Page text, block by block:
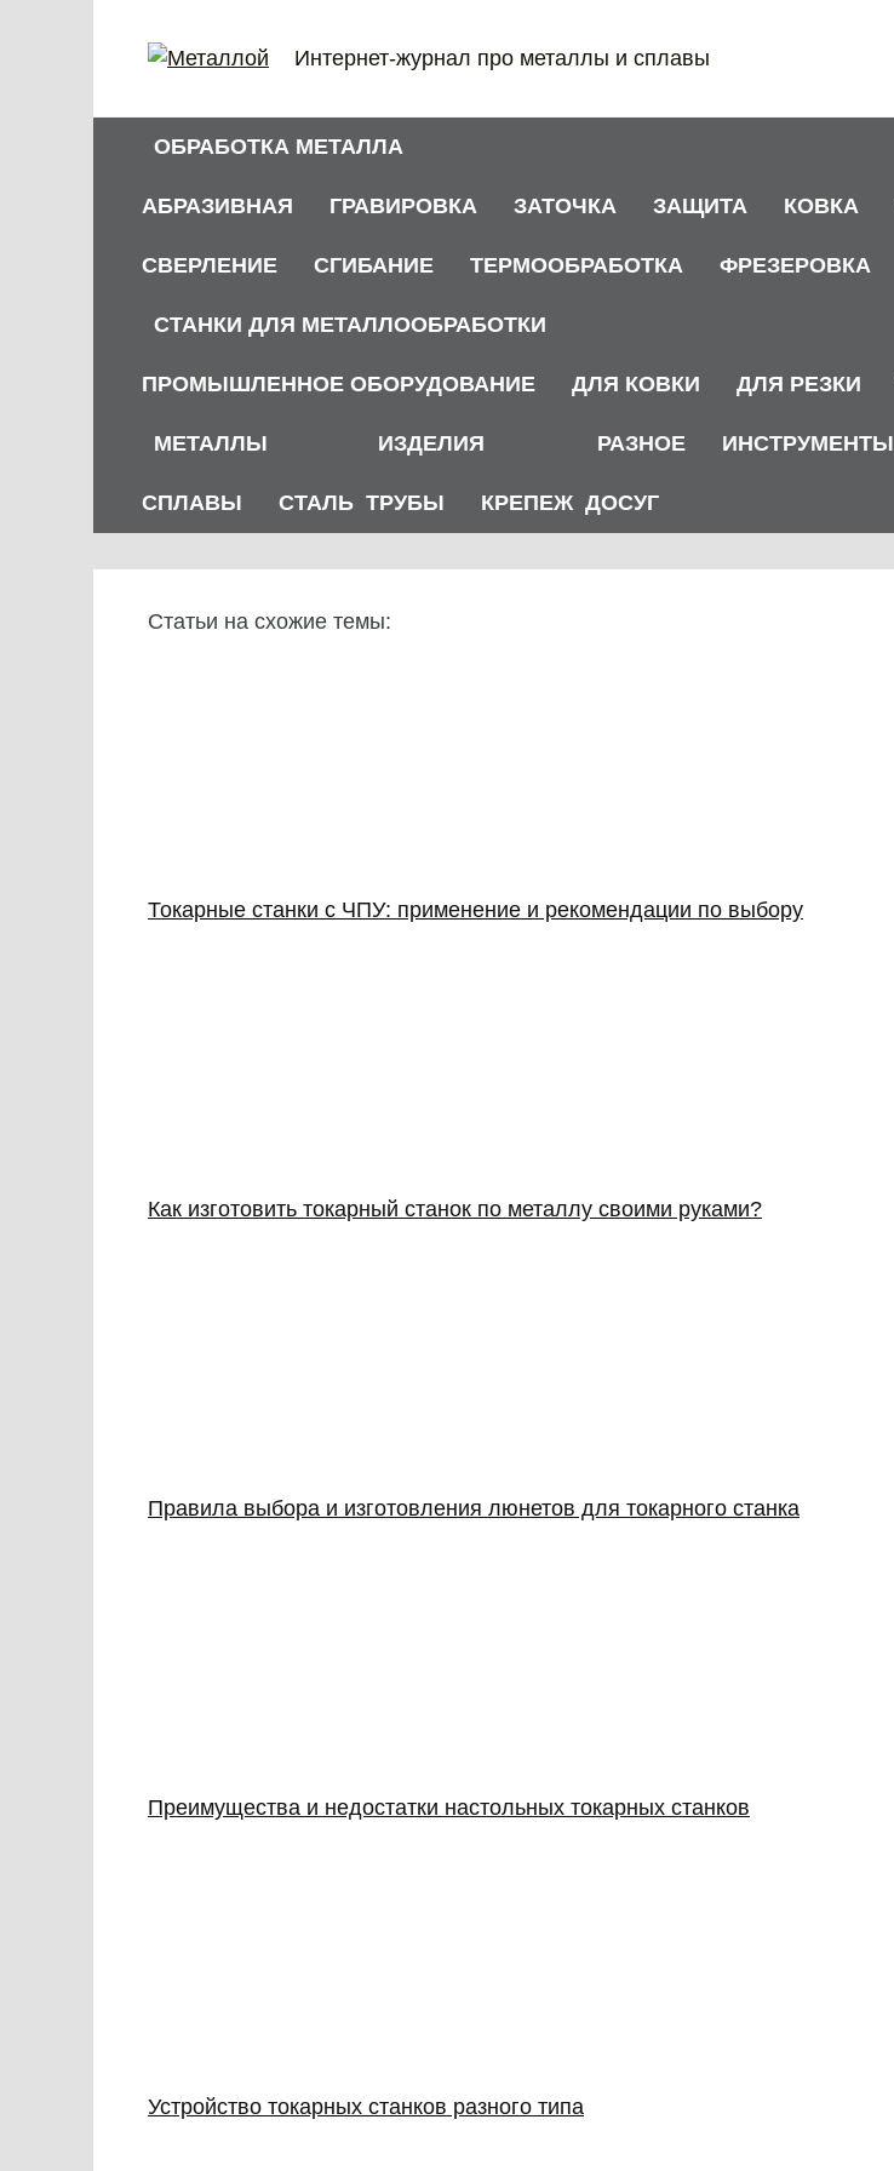
Интернет-журнал про металлы и сплавы
ОБРАБОТКА МЕТАЛЛА
АБРАЗИВНАЯ ГРАВИРОВКА ЗАТОЧКА ЗАЩИТА КОВКА
СВЕРЛЕНИЕ СГИБАНИЕ ТЕРМООБРАБОТКА ФРЕЗЕРОВКА
СТАНКИ ДЛЯ МЕТАЛЛООБРАБОТКИ
ПРОМЫШЛЕННОЕ ОБОРУДОВАНИЕ ДЛЯ КОВКИ ДЛЯ РЕЗКИ
МЕТАЛЛЫ
СПЛАВЫ СТАЛЬ
ИЗДЕЛИЯ
ТРУБЫ КРЕПЕЖ
РАЗНОЕ
ДОСУГ
ИНСТРУМЕНТЫ
Статьи на схожие темы:
Токарные станки с ЧПУ: применение и рекомендации по выбору
Как изготовить токарный станок по металлу своими руками?
Правила выбора и изготовления люнетов для токарного станка
Преимущества и недостатки настольных токарных станков
Устройство токарных станков разного типа